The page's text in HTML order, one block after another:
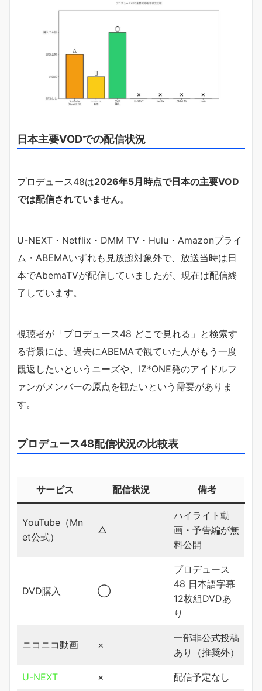
日本主要VODでの配信状況
プロデュース48は2026年5月時点で日本の主要VOD
では配信されていません。
U-NEXT・Netflix・DMM TV・Hulu・Amazonプライ
ム・ABEMAいずれも見放題対象外で、放送当時は日
本でAbemaTVが配信していましたが、現在は配信終
了しています。
視聴者が「プロデュース48 どこで見れる」と検索す
る背景には、過去にABEMAで観ていた人がもう一度
観返したいというニーズや、IZ*ONE発のアイドルフ
ァンがメンバーの原点を観たいという需要がありま
す。
プロデュース48配信状況の比較表
サービス 配信状況 備考
YouTube（Mn
et公式）
△
ハイライト動
画・予告編が無
料公開
DVD購入 ◯
プロデュース
48 日本語字幕
12枚組DVDあ
り
ニコニコ動画 ×
一部非公式投稿
あり（推奨外）
U-NEXT × 配信予定なし